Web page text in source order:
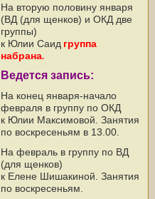
На вторую половину января
(ВД (для щенков) и ОКД две
группы)
к Юлии Саид группа
набрана.
Ведется запись:
На конец января-начало
февраля в группу по ОКД
к Юлии Максимовой. Занятия
по воскресеньям в 13.00.
На февраль в группу по ВД
(для щенков)
к Елене Шишакиной. Занятия
по воскресеньям.